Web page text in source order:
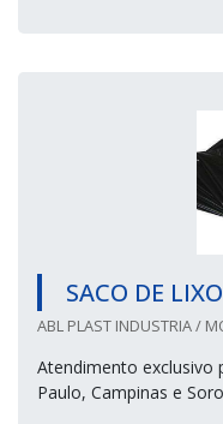
SACO DE
ABL PLAST INDUSTRIA /
Atendimento exclusivo
Paulo, Campinas e